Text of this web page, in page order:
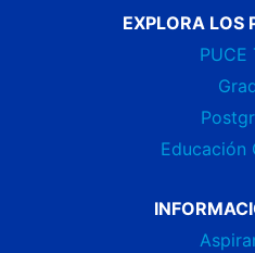
EXPLORA LOS
PUCE
Educación